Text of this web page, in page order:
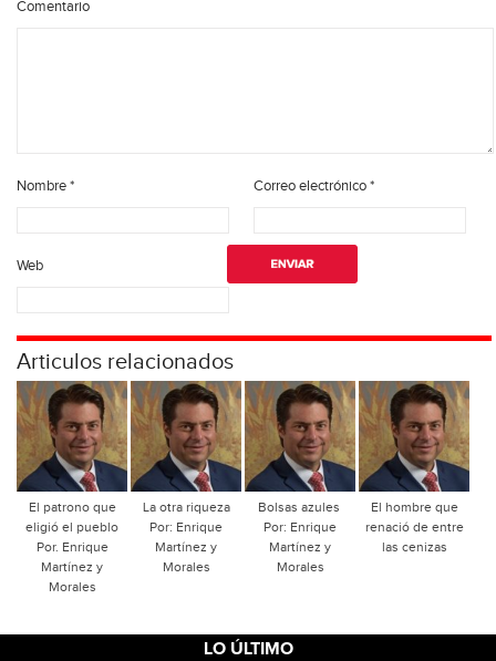
Comentario
Nombre* Correo electrónico*
Web
Articulos relacionados
El patrono que
eligió el pueblo
Por. Enrique
Martínez y
Morales
La otra riqueza
Por: Enrique
Martínez y
Morales
Bolsas azules
Por: Enrique
Martínez y
Morales
El hombre que
renació de entre
las cenizas
LO ÚLTIMO